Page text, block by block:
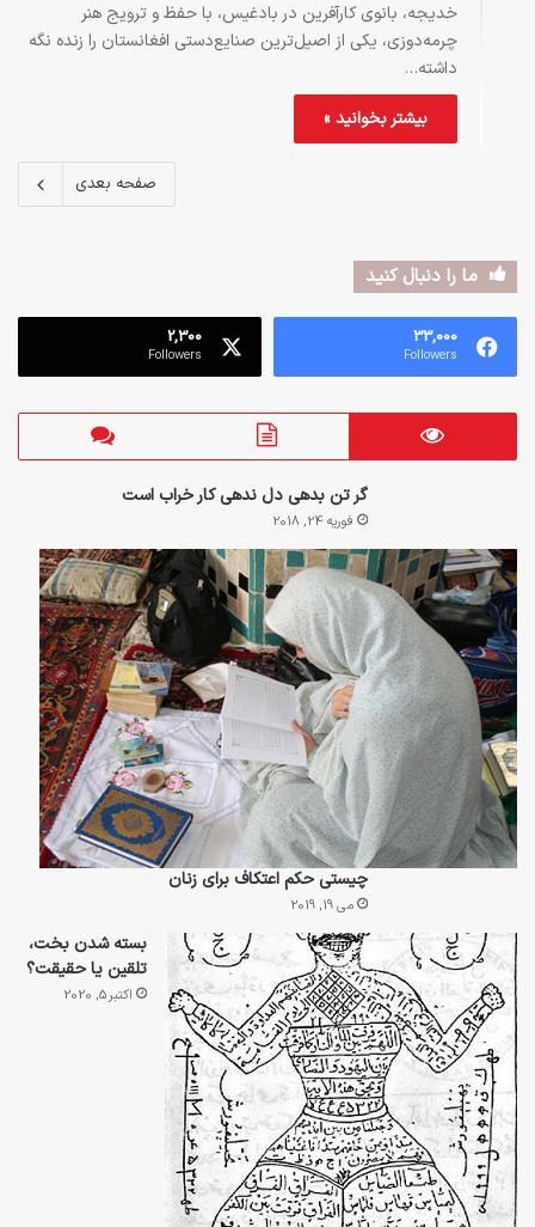
خدیجه، بانوی کارآفرین در بادغیس، با حفظ و ترویج هنر
چرمه‌دوزی، یکی از اصیل‌ترین صنایع‌دستی افغانستان را زنده نگه
داشته…
بیشتر بخوانید »
صفحه بعدی
ما را دنبال کنید
33,000
Followers
2,300
Followers
گر تن بدهی دل ندهی کار خراب است
فوریه 24, 2018
چیستی حکم اعتکاف برای زنان
می 19, 2019
بسته شدن بخت،
تلقین یا حقیقت؟
اکتبر 5, 2020